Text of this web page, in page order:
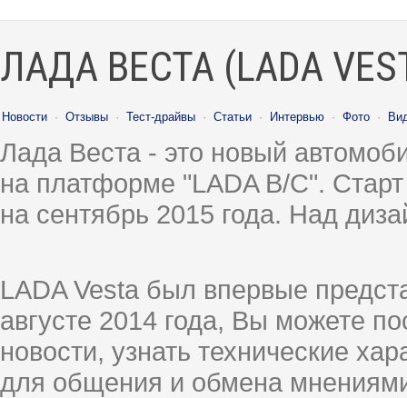
ЛАДА ВЕСТА (LADA
Новости · Отзывы · Тест-драйвы · Статьи · Интервью · Фото ·
Лада Веста - это новый
на платформе "LADA B/C".
на сентябрь 2015 года. Над
LADA Vesta был впервые
августе 2014 года, Вы можете
новости, узнать технические
для общения и обмена